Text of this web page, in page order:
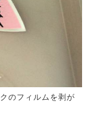
のフィルムを剥が